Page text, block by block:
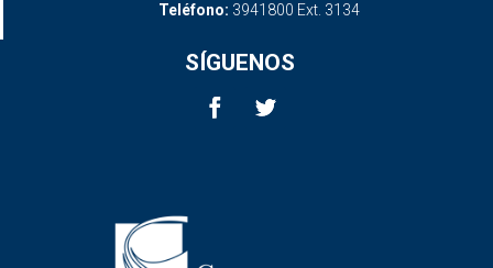
Teléfono: 3941800 Ext. 3134
SÍGUENOS